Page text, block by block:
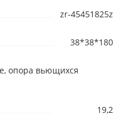
zr-45451825z
38*38*180
опора вьющихся
19,2